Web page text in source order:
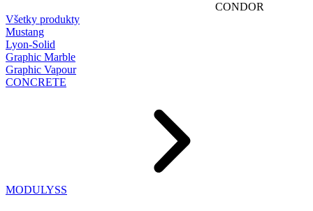
CONDOR
Všetky produkty
Mustang
Lyon-Solid
Graphic Marble
Graphic Vapour
CONCRETE
MODULYSS